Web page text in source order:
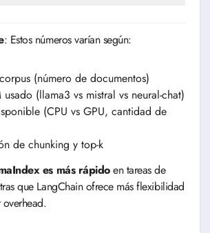
: Estos números varían según:
(número de documentos)
(llama3 vs mistral vs neural-chat)
(CPU vs GPU, cantidad de
de chunking y top-k
es más rápidoen tareas de
que LangChain ofrece más flexibilidad